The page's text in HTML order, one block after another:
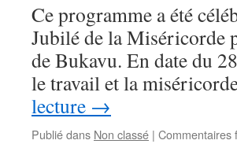
Ce programme a été
Jubilé de la Miséricorde
de Bukavu. En date du
le travail et la
lecture →
Publié dans Non classé | Commentaires